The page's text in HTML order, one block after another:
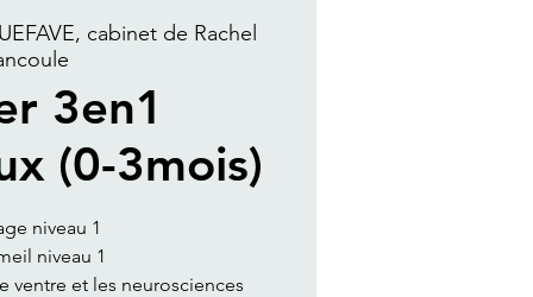
cabinet de Rachel
3en1
(0-3mois)
niveau 1
niveau 1
ventre et les neurosciences